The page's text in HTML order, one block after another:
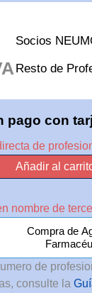
Socios
Resto de
pago con
de
Añadir al
nombre de
Compra de
de
consulte la